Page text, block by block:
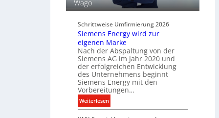
u
d
B
e
l
e
u
c
h
t
u
n
r
i
g
i
t
a
l
e
P
r
o
Wago
Schrittweise Umfirmierung 2026
Siemens Energy wird zur
eigenen Marke
Nach der Abspaltung von der
Siemens AG im Jahr 2020 und
der erfolgreichen Entwicklung
des Unternehmens beginnt
Siemens Energy mit den
Vorbereitungen…
Weiterlesen:
S